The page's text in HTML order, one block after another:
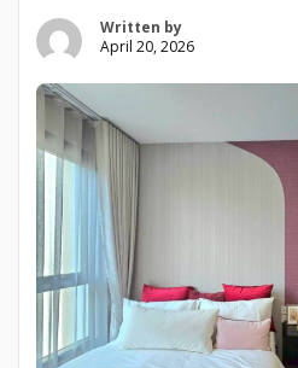
Written by
April 20, 2026